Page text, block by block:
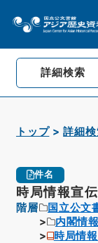
詳細検索
トップ 詳細
件名
時局情報宣
階層 国立公文
内閣情
時局情